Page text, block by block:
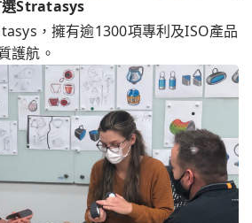
選Stratasys
，擁有逾1300項專利及ISO產品
護航。